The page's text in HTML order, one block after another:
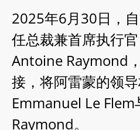
2025年6月30日，
任总裁兼首席执行
Antoine Raymond
接，将阿雷蒙的领
Emmanuel Le
Raymond。